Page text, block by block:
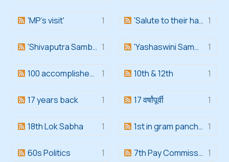
'MP's visit' 1 'Salute to their hard work' 1
'Shivaputra Sambhaji' 1 'Yashaswini Samman Award' 1
100 accomplished women 1 10th & 12th 1
17 years back 1 17 वर्षांपूर्वी 1
18th Lok Sabha 1 1st in gram panchayat 1
60s Politics 1 7th Pay Commission 1